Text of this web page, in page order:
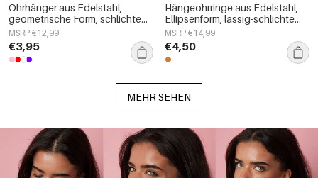
Ohrhänger aus Edelstahl,
geometrische Form, schlichte
Alltags-Serie, Damenschmuck
MSRP €12,99
€3,95
Hängeohrringe aus Edelstahl,
Ellipsenform, lässig-schlichte
Serie, Damenschmuck
MSRP €14,99
€4,50
MEHR SEHEN